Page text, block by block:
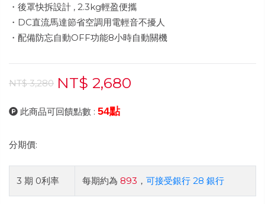
・後罩快拆設計 , 2.3kg輕盈便攜
・DC直流馬達節省空調用電輕音不擾人
・配備防忘自動OFF功能8小時自動關機
NT$ 3,280 NT$ 2,680
此商品可回饋點數 : 54點
分期價:
3 期 0利率 每期約為 893 ， 可接受銀行 28 銀行